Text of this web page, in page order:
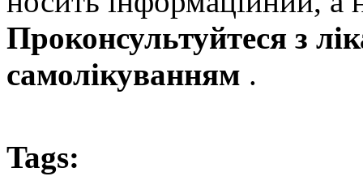
Проконсультуйтеся з
самолікуванням .
Tags: